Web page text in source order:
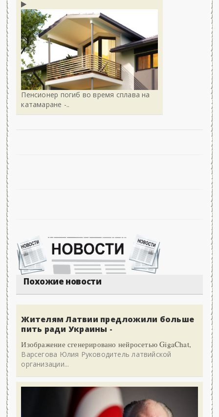
Пенсионер погиб во время сплава на
катамаране -..
Похожие новости
Жителям Латвии предложили больше
пить ради Украины -
Изображение сгенерировано нейросетью GigaChat,
Варсегова Юлия Руководитель латвийской
организации...